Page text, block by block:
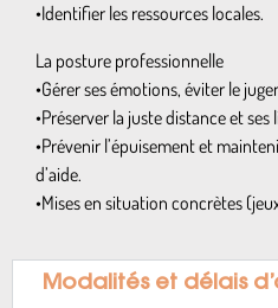
•Identifier les ressources locales.
La posture professionnelle
•Gérer ses émotions, éviter le
•Préserver la juste distance et
•Prévenir l’épuisement et
d’aide.
•Mises en situation concrètes
Modalités et délais